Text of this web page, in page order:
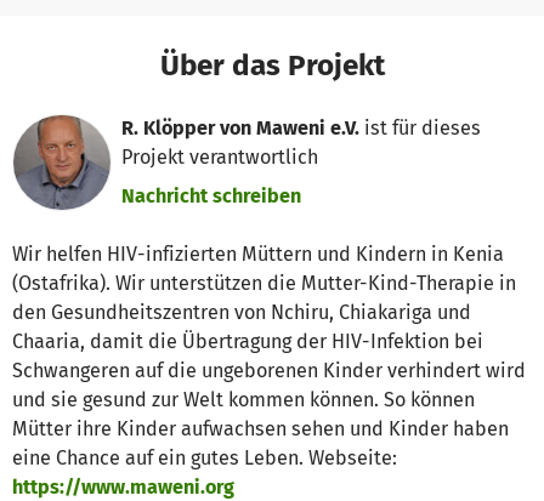
Über das Projekt
R. Klöpper von Maweni e.V. ist für dieses
Projekt verantwortlich
Nachricht schreiben
Wir helfen HIV-infizierten Müttern und Kindern in Kenia
(Ostafrika). Wir unterstützen die Mutter-Kind-Therapie in
den Gesundheitszentren von Nchiru, Chiakariga und
Chaaria, damit die Übertragung der HIV-Infektion bei
Schwangeren auf die ungeborenen Kinder verhindert wird
und sie gesund zur Welt kommen können. So können
Mütter ihre Kinder aufwachsen sehen und Kinder haben
eine Chance auf ein gutes Leben. Webseite:
https://www.maweni.org